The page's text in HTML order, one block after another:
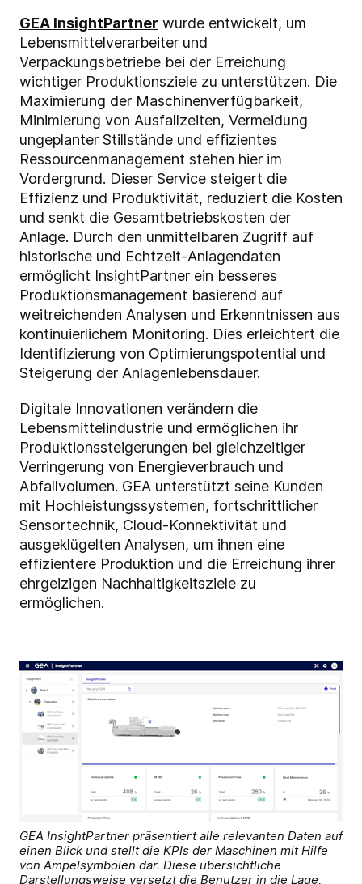
GEA InsightPartner wurde entwickelt, um
Lebensmittelverarbeiter und
Verpackungsbetriebe bei der Erreichung
wichtiger Produktionsziele zu unterstützen. Die
Maximierung der Maschinenverfügbarkeit,
Minimierung von Ausfallzeiten, Vermeidung
ungeplanter Stillstände und effizientes
Ressourcenmanagement stehen hier im
Vordergrund. Dieser Service steigert die
Effizienz und Produktivität, reduziert die Kosten
und senkt die Gesamtbetriebskosten der
Anlage. Durch den unmittelbaren Zugriff auf
historische und Echtzeit-Anlagendaten
ermöglicht InsightPartner ein besseres
Produktionsmanagement basierend auf
weitreichenden Analysen und Erkenntnissen aus
kontinuierlichem Monitoring. Dies erleichtert die
Identifizierung von Optimierungspotential und
Steigerung der Anlagenlebensdauer.
Digitale Innovationen verändern die
Lebensmittelindustrie und ermöglichen ihr
Produktionssteigerungen bei gleichzeitiger
Verringerung von Energieverbrauch und
Abfallvolumen. GEA unterstützt seine Kunden
mit Hochleistungssystemen, fortschrittlicher
Sensortechnik, Cloud-Konnektivität und
ausgeklügelten Analysen, um ihnen eine
effizientere Produktion und die Erreichung ihrer
ehrgeizigen Nachhaltigkeitsziele zu
ermöglichen.
GEA InsightPartner präsentiert alle relevanten Daten auf
einen Blick und stellt die KPIs der Maschinen mit Hilfe
von Ampelsymbolen dar. Diese übersichtliche
Darstellungsweise versetzt die Benutzer in die Lage,